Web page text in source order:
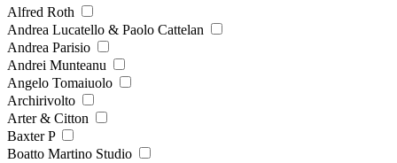
Alfred Roth
Andrea Lucatello & Paolo Cattelan
Andrea Parisio
Andrei Munteanu
Angelo Tomaiuolo
Archirivolto
Arter & Citton
Baxter P
Boatto Martino Studio